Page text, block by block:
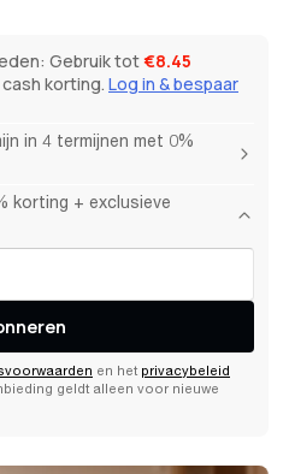
Gebruik tot€8.45
korting. Log in & bespaar
in 4 termijnen met 0%
korting + exclusieve
en het privacybeleid
geldt alleen voor nieuwe